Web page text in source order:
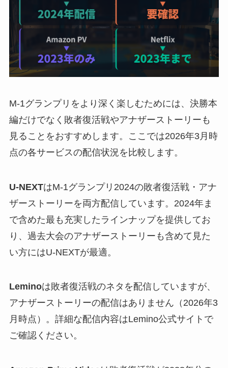
M-1グランプリをより深く楽しむためには、決勝本
編だけでなく敗者復活戦やアナザーストーリーも
見ることをおすすめします。ここでは2026年3月時
点の各サービスの配信状況を比較します。
U-NEXTはM-1グランプリ2024の敗者復活戦・アナ
ザーストーリーを両方配信しています。2024年ま
で含めた最も充実したラインナップを提供してお
り、過去大会のアナザーストーリーも含めて見た
い方にはU-NEXTが最適。
Leminoは敗者復活戦のネタを配信していますが、
アナザーストーリーの配信はありません（2026年3
月時点）。詳細な配信内容はLemino公式サイトで
ご確認ください。